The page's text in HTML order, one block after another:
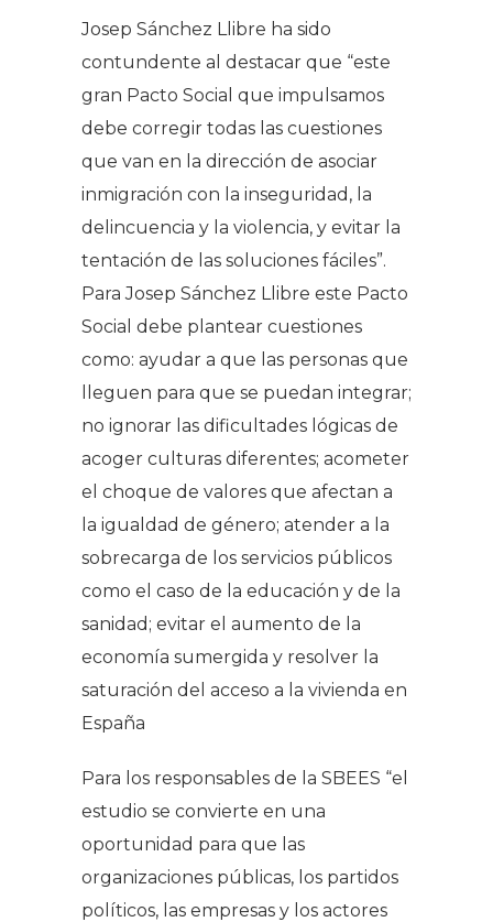
Josep Sánchez Llibre ha sido
contundente al destacar que “este
gran Pacto Social que impulsamos
debe corregir todas las cuestiones
que van en la dirección de asociar
inmigración con la inseguridad, la
delincuencia y la violencia, y evitar la
tentación de las soluciones fáciles”.
Para Josep Sánchez Llibre este Pacto
Social debe plantear cuestiones
como: ayudar a que las personas que
lleguen para que se puedan integrar;
no ignorar las dificultades lógicas de
acoger culturas diferentes; acometer
el choque de valores que afectan a
la igualdad de género; atender a la
sobrecarga de los servicios públicos
como el caso de la educación y de la
sanidad; evitar el aumento de la
economía sumergida y resolver la
saturación del acceso a la vivienda en
España
Para los responsables de la SBEES “el
estudio se convierte en una
oportunidad para que las
organizaciones públicas, los partidos
políticos, las empresas y los actores